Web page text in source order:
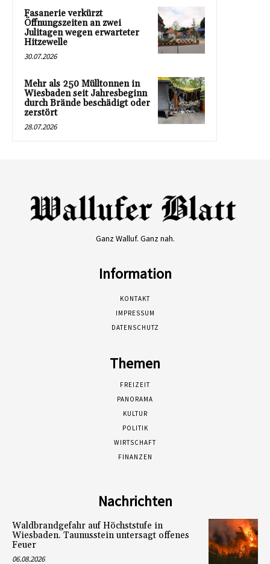
Fasanerie verkürzt
Öffnungszeiten an zwei
Julitagen wegen erwarteter
Hitzewelle
30.07.2026
Mehr als 250 Mülltonnen in
Wiesbaden seit Jahresbeginn
durch Brände beschädigt oder
zerstört
28.07.2026
Ganz Walluf. Ganz nah.
Information
KONTAKT
IMPRESSUM
DATENSCHUTZ
Themen
FREIZEIT
PANORAMA
KULTUR
POLITIK
WIRTSCHAFT
FINANZEN
Nachrichten
Waldbrandgefahr auf Höchststufe in
Wiesbaden. Taunusstein untersagt offenes
Feuer
06.08.2026